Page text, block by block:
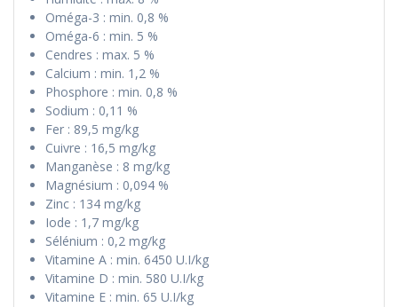
Oméga-3 : min. 0,8 %
Oméga-6 : min. 5 %
Cendres : max. 5 %
Calcium : min. 1,2 %
Phosphore : min. 0,8 %
Sodium : 0,11 %
Fer : 89,5 mg/kg
Cuivre : 16,5 mg/kg
Manganèse : 8 mg/kg
Magnésium : 0,094 %
Zinc : 134 mg/kg
Iode : 1,7 mg/kg
Sélénium : 0,2 mg/kg
Vitamine A : min. 6450 U.I/kg
Vitamine D : min. 580 U.I/kg
Vitamine E : min. 65 U.I/kg